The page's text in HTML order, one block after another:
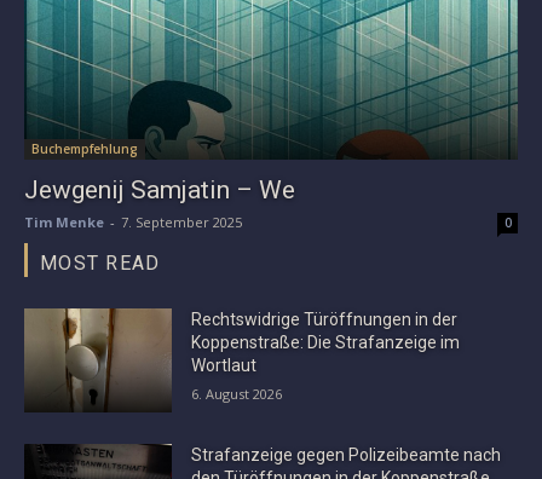
Buchempfehlung
Jewgenij Samjatin – We
Tim Menke - 7. September 2025 0
MOST READ
Rechtswidrige Türöffnungen in der
Koppenstraße: Die Strafanzeige im
Wortlaut
6. August 2026
Strafanzeige gegen Polizeibeamte nach